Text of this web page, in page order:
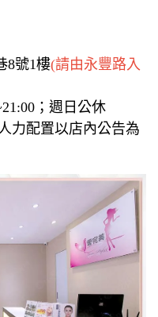
8號1樓(請由永豐路入
；週日公休
力配置以店內公告為